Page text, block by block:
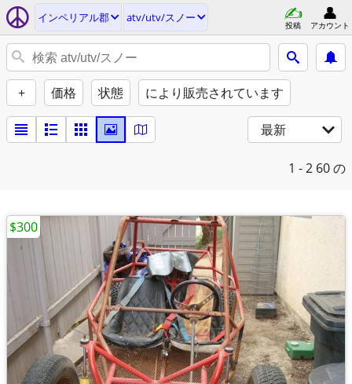
インペリアル郡 atv/utv/スノー
投稿 アカウント
+ 価格 状態 により販売されています
最新
1 - 2 60 の
$300